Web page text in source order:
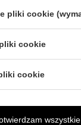
Ciebie
produktu.
możliwe.Dane są
je,
pliki cookie
cookie
cookie
wszystkie